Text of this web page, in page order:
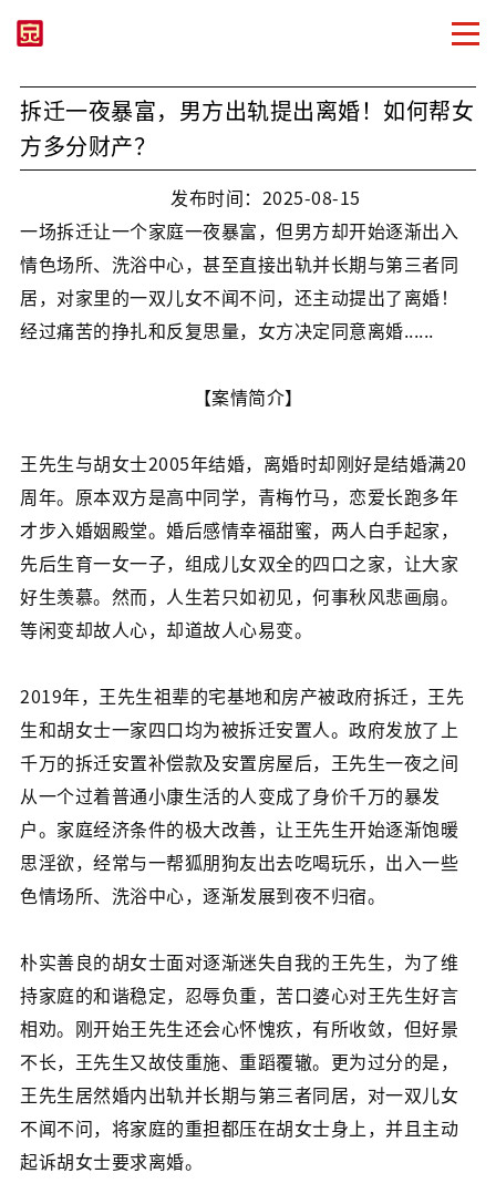
拆迁一夜暴富，男方出轨提出离婚！如何帮女
方多分财产？
发布时间：2025-08-15
一场拆迁让一个家庭一夜暴富，但男方却开始逐渐出入
情色场所、洗浴中心，甚至直接出轨并长期与第三者同
居，对家里的一双儿女不闻不问，还主动提出了离婚！
经过痛苦的挣扎和反复思量，女方决定同意离婚......
【案情简介】
王先生与胡女士2005年结婚，离婚时却刚好是结婚满20
周年。原本双方是高中同学，青梅竹马，恋爱长跑多年
才步入婚姻殿堂。婚后感情幸福甜蜜，两人白手起家，
先后生育一女一子，组成儿女双全的四口之家，让大家
好生羡慕。然而，人生若只如初见，何事秋风悲画扇。
等闲变却故人心，却道故人心易变。
2019年，王先生祖辈的宅基地和房产被政府拆迁，王先
生和胡女士一家四口均为被拆迁安置人。政府发放了上
千万的拆迁安置补偿款及安置房屋后，王先生一夜之间
从一个过着普通小康生活的人变成了身价千万的暴发
户。家庭经济条件的极大改善，让王先生开始逐渐饱暖
思淫欲，经常与一帮狐朋狗友出去吃喝玩乐，出入一些
色情场所、洗浴中心，逐渐发展到夜不归宿。
朴实善良的胡女士面对逐渐迷失自我的王先生，为了维
持家庭的和谐稳定，忍辱负重，苦口婆心对王先生好言
相劝。刚开始王先生还会心怀愧疚，有所收敛，但好景
不长，王先生又故伎重施、重蹈覆辙。更为过分的是，
王先生居然婚内出轨并长期与第三者同居，对一双儿女
不闻不问，将家庭的重担都压在胡女士身上，并且主动
起诉胡女士要求离婚。